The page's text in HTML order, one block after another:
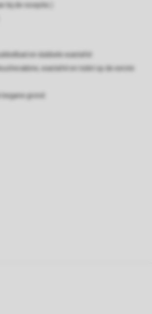
bij de receptie.)
en dubbele wastafel
wastafel en toilet op de eerste
grond